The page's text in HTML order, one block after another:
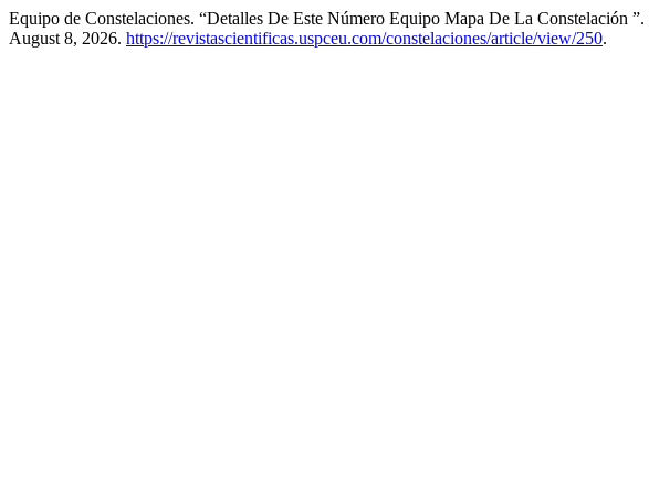
Equipo de Constelaciones. “Detalles De Este Número Equipo Mapa De La Constelación ”.
August 8, 2026. https://revistascientificas.uspceu.com/constelaciones/article/view/250.